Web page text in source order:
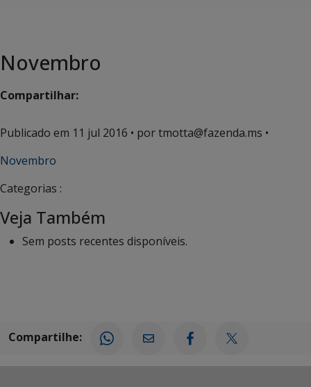
Novembro
Compartilhar:
Publicado em 11 jul 2016 • por tmotta@fazenda.ms •
Novembro
Categorias :
Veja Também
Sem posts recentes disponíveis.
Compartilhe: